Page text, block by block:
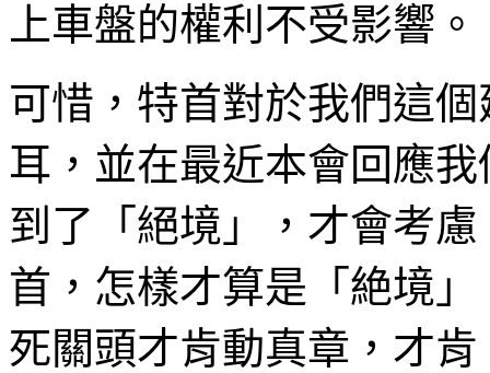
上車盤的權利不受影響。
可惜，特首對於我們這
耳，並在最近本會回應
到了「絕境」，才會考
首，怎樣才算是「絶境
死關頭才肯動真章，才